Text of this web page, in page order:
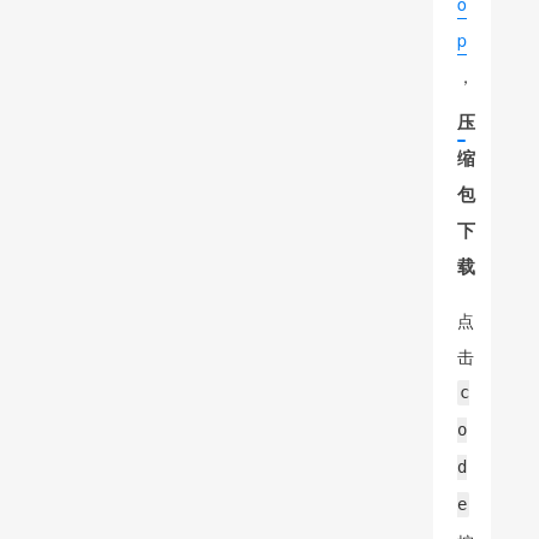
p
，
压
缩
包
下
载
点
击
c
o
d
e